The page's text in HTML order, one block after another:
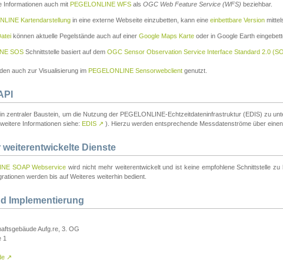
Informationen auch mit PEGELONLINE WFS als OGC Web Feature Service (WFS) beziehbar.
Kartendarstellung in eine externe Webseite einzubetten, kann eine einbettbare Version
können aktuelle Pegelstände auch auf einer Google Maps Karte oder in Google Earth
SOS Schnittstelle basiert auf dem OGC Sensor Observation Service Interface Standard 2.0
auch zur Visualisierung im PEGELONLINE Sensorwebclient genutzt.
zentraler Baustein, um die Nutzung der PEGELONLINE-Echtzeitdateninfrastruktur (EDIS) zu
Informationen siehe: EDIS ↗ ). Hierzu werden entsprechende Messdatenströme über
weiterentwickelte Dienste
SOAP Webservice wird nicht mehr weiterentwickelt und ist keine empfohlene Schnittstelle
werden bis auf Weiteres weiterhin bedient.
Implementierung
Aufg.re, 3. OG
1
↗